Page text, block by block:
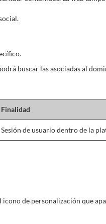
buscar las asociadas al
Finalidad
Sesión de usuario dentro de la
de personalización que